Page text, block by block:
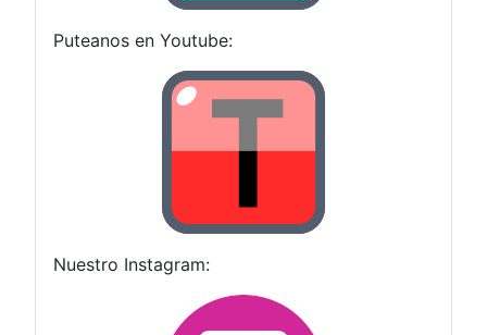
Puteanos en Youtube:
Nuestro Instagram: